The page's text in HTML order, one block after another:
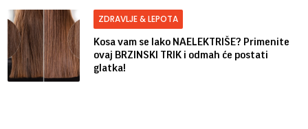
ZDRAVLJE & LEPOTA
Kosa vam se lako NAELEKTRIŠE? Primenite
ovaj BRZINSKI TRIK i odmah će postati
glatka!